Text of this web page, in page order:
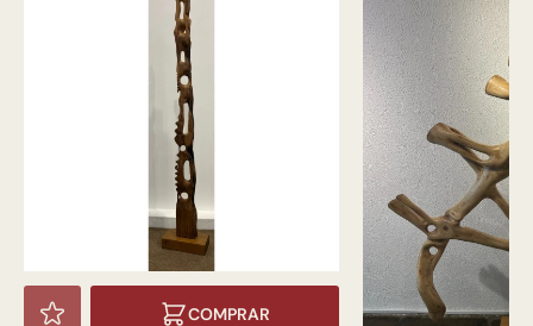
COMPRAR